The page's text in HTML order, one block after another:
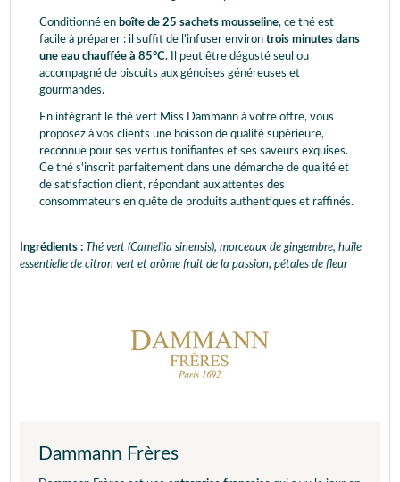
Conditionné en boîte de 25 sachets mousseline, ce thé est
facile à préparer : il suffit de l'infuser environ trois minutes dans
une eau chauffée à 85°C. Il peut être dégusté seul ou
accompagné de biscuits aux génoises généreuses et
gourmandes.
En intégrant le thé vert Miss Dammann à votre offre, vous
proposez à vos clients une boisson de qualité supérieure,
reconnue pour ses vertus tonifiantes et ses saveurs exquises.
Ce thé s'inscrit parfaitement dans une démarche de qualité et
de satisfaction client, répondant aux attentes des
consommateurs en quête de produits authentiques et raffinés.
Ingrédients : Thé vert (Camellia sinensis), morceaux de gingembre, huile
essentielle de citron vert et arôme fruit de la passion, pétales de fleur
Dammann Frères